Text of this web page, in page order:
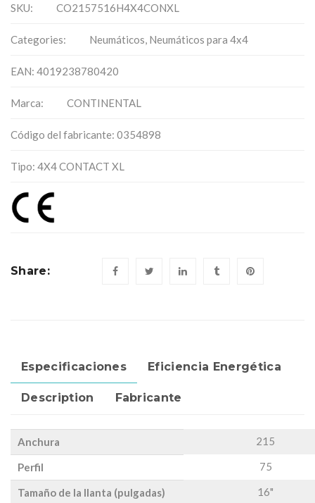
SKU: CO2157516H4X4CONXL
Categories: Neumáticos, Neumáticos para 4x4
EAN: 4019238780420
Marca: CONTINENTAL
Código del fabricante: 0354898
Tipo: 4X4 CONTACT XL
Share:
Especificaciones Eficiencia Energética
Description Fabricante
Anchura 215
Perfil 75
Tamaño de la llanta (pulgadas) 16"